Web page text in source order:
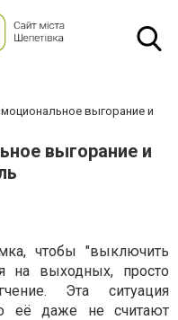
выгорание и
выгорание и
чтобы "выключить
на выходных, просто
Эта ситуация
её даже не считают